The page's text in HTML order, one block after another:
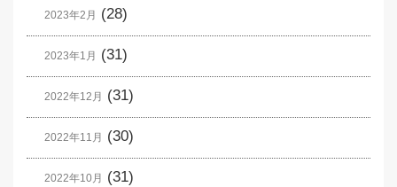
2023年2月 (28)
2023年1月 (31)
2022年12月 (31)
2022年11月 (30)
2022年10月 (31)